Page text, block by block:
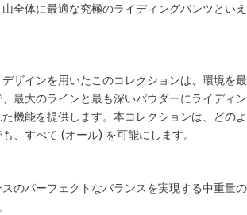
全体に最適な究極のライディングパンツといえ
ザインを用いたこのコレクションは、環境を最
最大のラインと最も深いパウダーにライディン
機能を提供します。本コレクションは、どのよ
、すべて (オール) を可能にします。
のパーフェクトなバランスを実現する中重量の